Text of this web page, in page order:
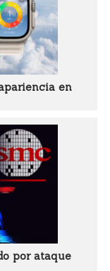
en
por ataque